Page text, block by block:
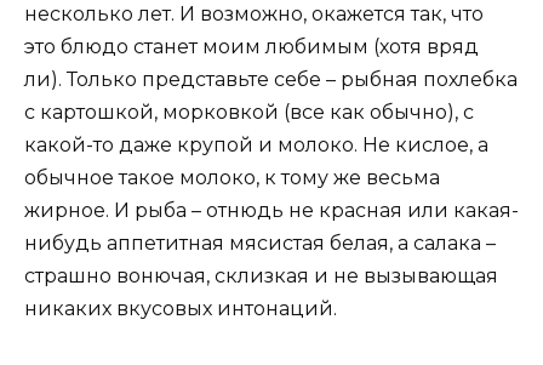
несколько лет. И возможно, окажется так, что
это блюдо станет моим любимым (хотя вряд
ли). Только представьте себе – рыбная похлебка
с картошкой, морковкой (все как обычно), с
какой-то даже крупой и молоко. Не кислое, а
обычное такое молоко, к тому же весьма
жирное. И рыба – отнюдь не красная или какая-
нибудь аппетитная мясистая белая, а салака –
страшно вонючая, склизкая и не вызывающая
никаких вкусовых интонаций.